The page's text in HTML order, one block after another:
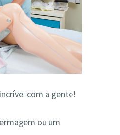
com a gente!
ou um